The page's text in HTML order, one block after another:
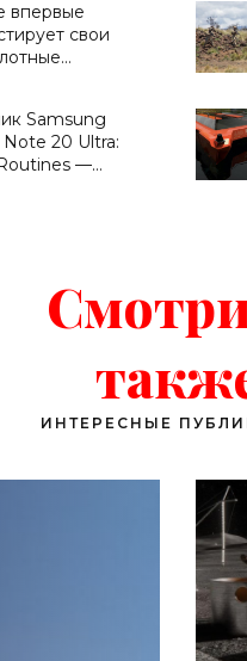
впервые
свои
- «Транспорт»
Samsung
Note 20 Ultra:
—
ИНТЕРЕСНЫЕ